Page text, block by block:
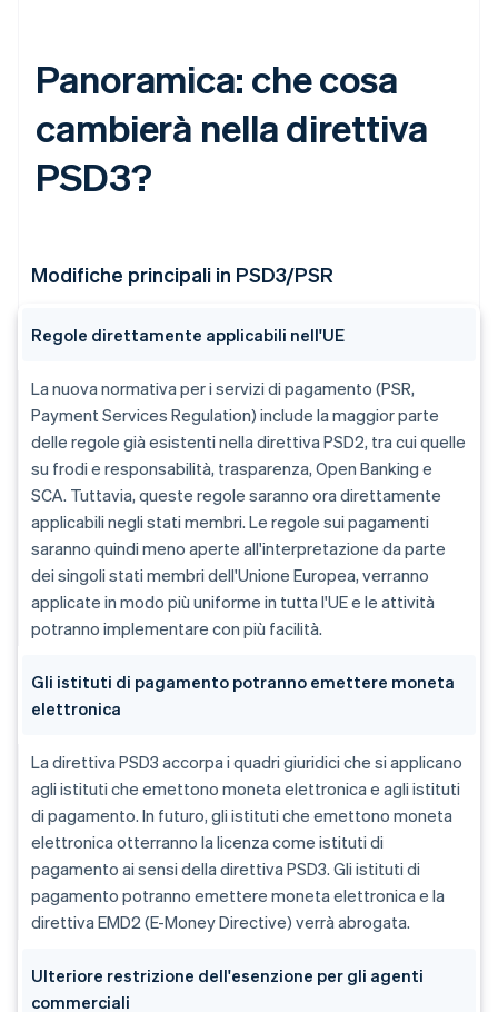
Panoramica: che cosa
cambierà nella direttiva
PSD3?
Modifiche principali in PSD3/PSR
Regole direttamente applicabili nell'UE
La nuova normativa per i servizi di pagamento (PSR,
Payment Services Regulation) include la maggior parte
delle regole già esistenti nella direttiva PSD2, tra cui quelle
su frodi e responsabilità, trasparenza, Open Banking e
SCA. Tuttavia, queste regole saranno ora direttamente
applicabili negli stati membri. Le regole sui pagamenti
saranno quindi meno aperte all'interpretazione da parte
dei singoli stati membri dell'Unione Europea, verranno
applicate in modo più uniforme in tutta l'UE e le attività
potranno implementare con più facilità.
Gli istituti di pagamento potranno emettere moneta
elettronica
La direttiva PSD3 accorpa i quadri giuridici che si applicano
agli istituti che emettono moneta elettronica e agli istituti
di pagamento. In futuro, gli istituti che emettono moneta
elettronica otterranno la licenza come istituti di
pagamento ai sensi della direttiva PSD3. Gli istituti di
pagamento potranno emettere moneta elettronica e la
direttiva EMD2 (E-Money Directive) verrà abrogata.
Ulteriore restrizione dell'esenzione per gli agenti
commerciali